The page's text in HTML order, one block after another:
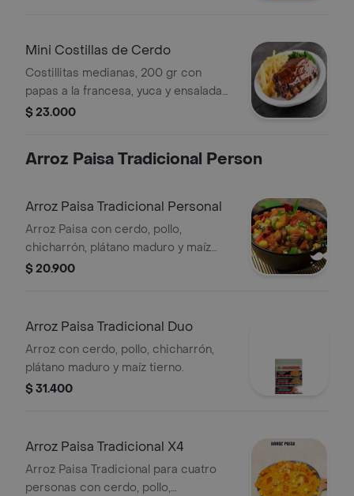
Mini Costillas de Cerdo
Costillitas medianas, 200 gr con
papas a la francesa, yuca y ensalada
del día.
$ 23.000
Arroz Paisa Tradicional Person
Arroz Paisa Tradicional Personal
Arroz Paisa con cerdo, pollo,
chicharrón, plátano maduro y maíz
tierno.
$ 20.900
Arroz Paisa Tradicional Duo
Arroz con cerdo, pollo, chicharrón,
plátano maduro y maíz tierno.
$ 31.400
Arroz Paisa Tradicional X4
Arroz Paisa Tradicional para cuatro
personas con cerdo, pollo,